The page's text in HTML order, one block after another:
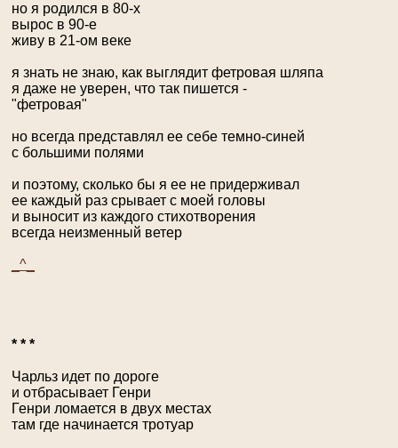
но я родился в 80-х
вырос в 90-е
живу в 21-ом веке
я знать не знаю, как выглядит фетровая шляпа
я даже не уверен, что так пишется -
"фетровая"
но всегда представлял ее себе темно-синей
с большими полями
и поэтому, сколько бы я ее не придерживал
ее каждый раз срывает с моей головы
и выносит из каждого стихотворения
всегда неизменный ветер
_^_
* * *
Чарльз идет по дороге
и отбрасывает Генри
Генри ломается в двух местах
там где начинается тротуар